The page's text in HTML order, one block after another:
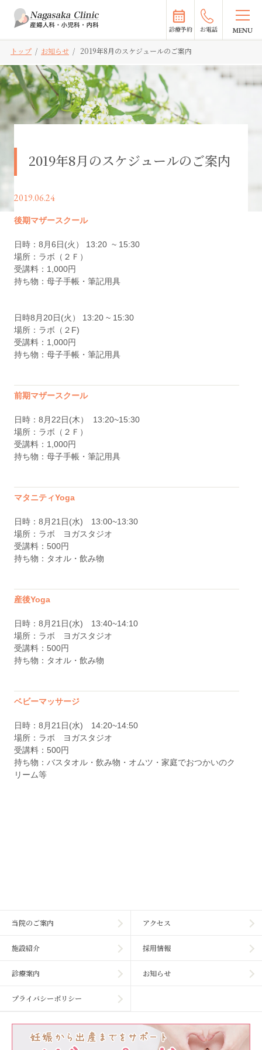
診療予約 お電話
トップ / お知らせ / 2019年8月のスケジュールのご案内
2019年8月のスケジュールのご案内
2019.06.24
後期マザースクール
日時：8月6日(火） 13:20 ~ 15:30
場所：ラボ（２Ｆ）
受講料：1,000円
持ち物：母子手帳・筆記用具
日時8月20日(火） 13:20 ~ 15:30
場所：ラボ（２F)
受講料：1,000円
持ち物：母子手帳・筆記用具
前期マザースクール
日時：8月22日(木） 13:20~15:30
場所：ラボ（２Ｆ）
受講料：1,000円
持ち物：母子手帳・筆記用具
マタニティYoga
日時：8月21日(水) 13:00~13:30
場所：ラボ ヨガスタジオ
受講料：500円
持ち物：タオル・飲み物
産後Yoga
日時：8月21日(水) 13:40~14:10
場所：ラボ ヨガスタジオ
受講料：500円
持ち物：タオル・飲み物
ベビーマッサージ
日時：8月21日(水) 14:20~14:50
場所：ラボ ヨガスタジオ
受講料：500円
持ち物：バスタオル・飲み物・オムツ・家庭でおつかいのク
リーム等
当院のご案内
施設紹介
診療案内
プライバシーポリシー
アクセス
採用情報
お知らせ